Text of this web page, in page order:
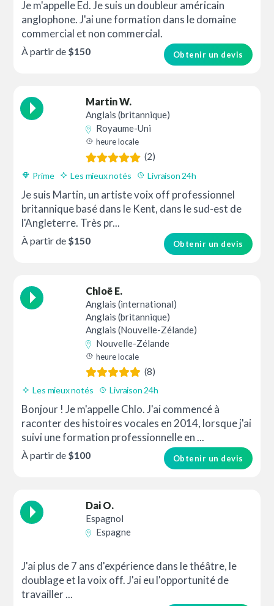
Je m'appelle Ed. Je suis un doubleur américain
anglophone. J'ai une formation dans le domaine
commercial et non commercial.
Obtenir un devis
À partir de $150
Martin W.
Anglais (britannique)
Royaume-Uni
heure locale
(2)
Prime Les mieux notés Livraison 24h
Je suis Martin, un artiste voix off professionnel
britannique basé dans le Kent, dans le sud-est de
l'Angleterre. Très pr...
Obtenir un devis
À partir de $150
Chloë E.
Anglais (international)
Anglais (britannique)
Anglais (Nouvelle-Zélande)
Nouvelle-Zélande
heure locale
(8)
Les mieux notés Livraison 24h
Bonjour ! Je m'appelle Chlo. J'ai commencé à
raconter des histoires vocales en 2014, lorsque j'ai
suivi une formation professionnelle en ...
Obtenir un devis
À partir de $100
Dai O.
Espagnol
Espagne
J'ai plus de 7 ans d'expérience dans le théâtre, le
doublage et la voix off. J'ai eu l'opportunité de
travailler ...